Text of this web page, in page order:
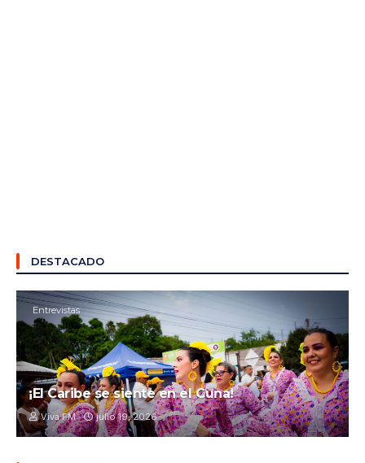
DESTACADO
Entrevistas
¡El Caribe se siente en el Cuna!
Viva FM julio 19, 2026